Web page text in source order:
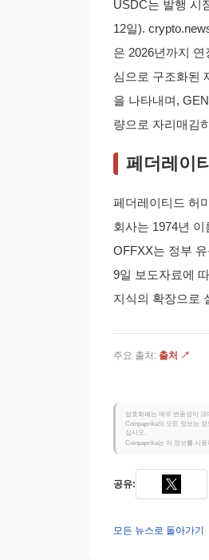
USDC는 발행 시
12일).
은 2026년까지
심으로 구조화된
을 나타내며,
량으로 자리매김
페더레이
페더레이티드 허
회사는 1974년
OFFXX는 정부
9일 보도자료에
지식의 확장으로
주요 출처: 출처 ↗
암호화폐는 매우 변동성이
Coinpaprika의 모든 정보는
십시오.
Coinpaprika는 이 정보를 사
공유:
모든 뉴스로 돌아가기